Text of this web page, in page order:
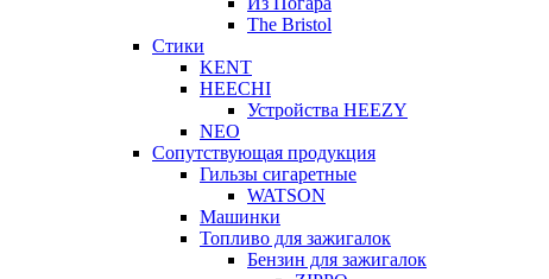
The Bristol
Стики
KENT
HEECHI
Устройства HEEZY
NEO
Сопутствующая продукция
Гильзы сигаретные
WATSON
Машинки
Топливо для зажигалок
Бензин для зажигалок